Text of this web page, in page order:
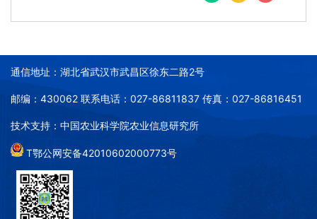
通信地址：湖北省武汉市武昌区徐东二路2号
邮编：430062 联系电话：027-86811837 传真：027-86816451
技术支持：中国农业科学院农业信息研究所
T鄂公网安备42010602000773号